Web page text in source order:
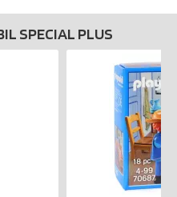
SPECIAL PLUS